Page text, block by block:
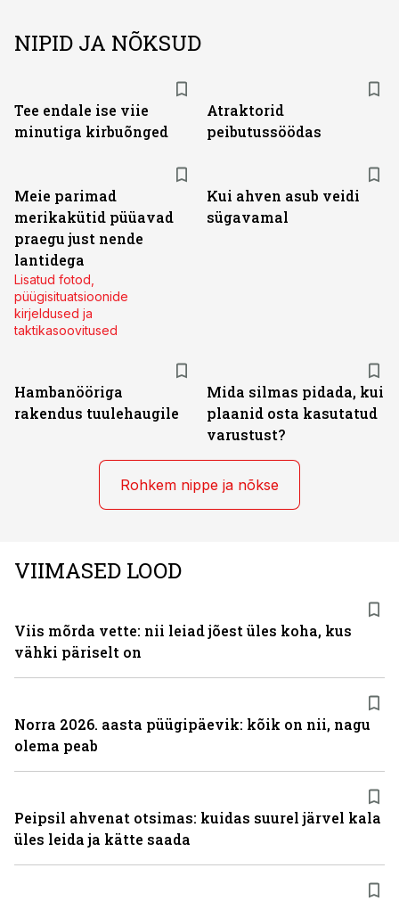
NIPID JA NÕKSUD
Tee endale ise viie
minutiga kirbuõnged
Atraktorid
peibutussöödas
Meie parimad
merikakütid püüavad
praegu just nende
lantidega
Lisatud fotod,
püügisituatsioonide
kirjeldused ja
taktikasoovitused
Kui ahven asub veidi
sügavamal
Hambanööriga
rakendus tuulehaugile
Mida silmas pidada, kui
plaanid osta kasutatud
varustust?
Rohkem nippe ja nõkse
VIIMASED LOOD
Viis mõrda vette: nii leiad jõest üles koha, kus
vähki päriselt on
Norra 2026. aasta püügipäevik: kõik on nii, nagu
olema peab
Peipsil ahvenat otsimas: kuidas suurel järvel kala
üles leida ja kätte saada